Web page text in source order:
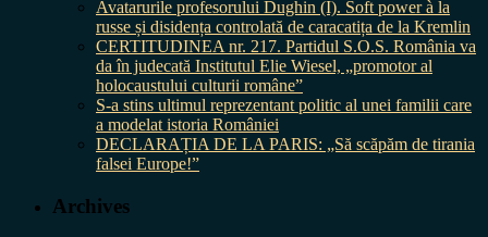
Avatarurile profesorului Dughin (I). Soft power à la
russe și disidența controlată de caracatița de la Kremlin
CERTITUDINEA nr. 217. Partidul S.O.S. România va
da în judecată Institutul Elie Wiesel, „promotor al
holocaustului culturii române”
S-a stins ultimul reprezentant politic al unei familii care
a modelat istoria României
DECLARAȚIA DE LA PARIS: „Să scăpăm de tirania
falsei Europe!”
Archives